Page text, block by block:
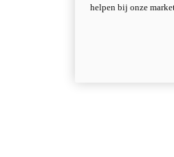
helpen bij onze